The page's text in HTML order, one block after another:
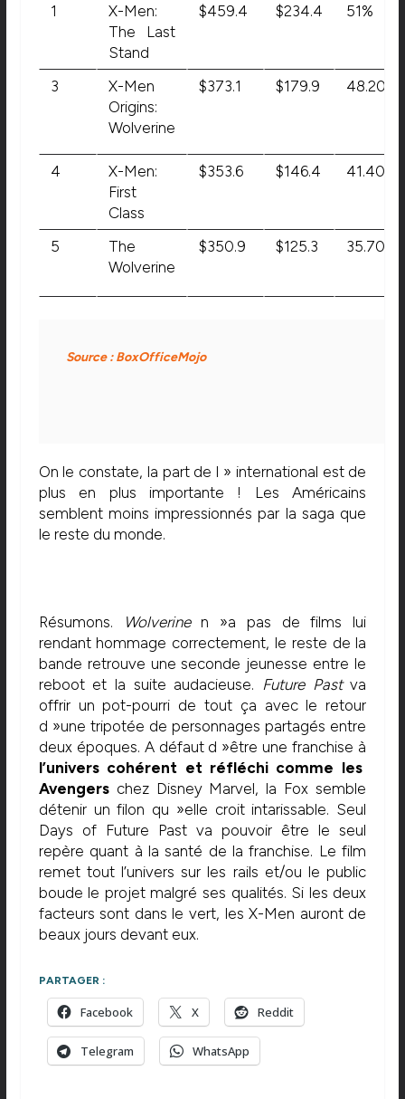
1
X-Men:
The Last
Stand
$459.4 $234.4 51%
3
X-Men
Origins:
Wolverine
$373.1 $179.9 48.20%
4
X-Men:
First
Class
$353.6 $146.4 41.40%
5
The
Wolverine
$350.9 $125.3 35.70%
Source : BoxOfficeMojo
On le constate, la part de l » international est de
plus en plus importante ! Les Américains
semblent moins impressionnés par la saga que
le reste du monde.
Résumons. Wolverinen »a pas de films lui
rendant hommage correctement, le reste de la
bande retrouve une seconde jeunesse entre le
reboot et la suite audacieuse. Future Pastva
offrir un pot-pourri de tout ça avec le retour
d »une tripotée de personnages partagés entre
deux époques. A défaut d »être une franchise à
l’univers cohérent et réfléchi comme les
Avengerschez Disney Marvel, la Fox semble
détenir un filon qu »elle croit intarissable. Seul
Days of Future Past va pouvoir être le seul
repère quant à la santé de la franchise. Le film
remet tout l’univers sur les rails et/ou le public
boude le projet malgré ses qualités. Si les deux
facteurs sont dans le vert, les X-Men auront de
beaux jours devant eux.
PARTAGER :
Facebook X Reddit
Telegram WhatsApp